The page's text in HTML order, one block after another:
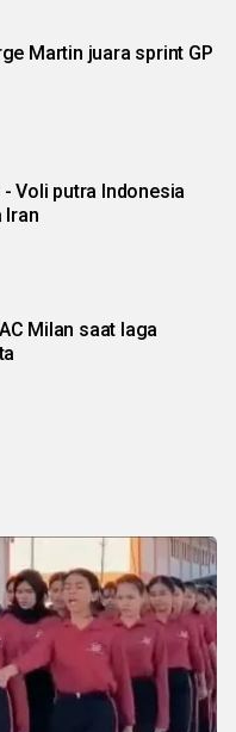
Martin juara sprint GP
Voli putra Indonesia
Iran
Milan saat laga